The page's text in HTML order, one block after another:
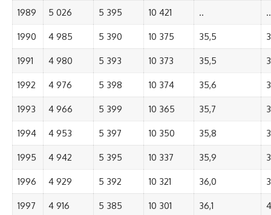
1989 5 026 5 395 10 421 .. ..
1990 4 985 5 390 10 375 35,5
1991 4 980 5 393 10 373 35,5
1992 4 976 5 398 10 374 35,6
1993 4 966 5 399 10 365 35,7
1994 4 953 5 397 10 350 35,8
1995 4 942 5 395 10 337 35,9
1996 4 929 5 392 10 321 36,0
1997 4 916 5 385 10 301 36,1